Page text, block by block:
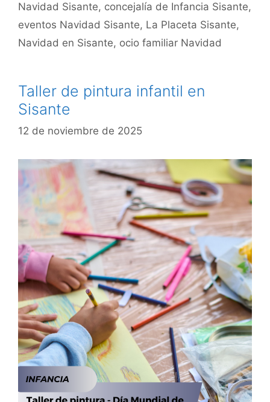
Navidad Sisante, concejalía de Infancia Sisante,
eventos Navidad Sisante, La Placeta Sisante,
Navidad en Sisante, ocio familiar Navidad
Taller de pintura infantil en
Sisante
12 de noviembre de 2025